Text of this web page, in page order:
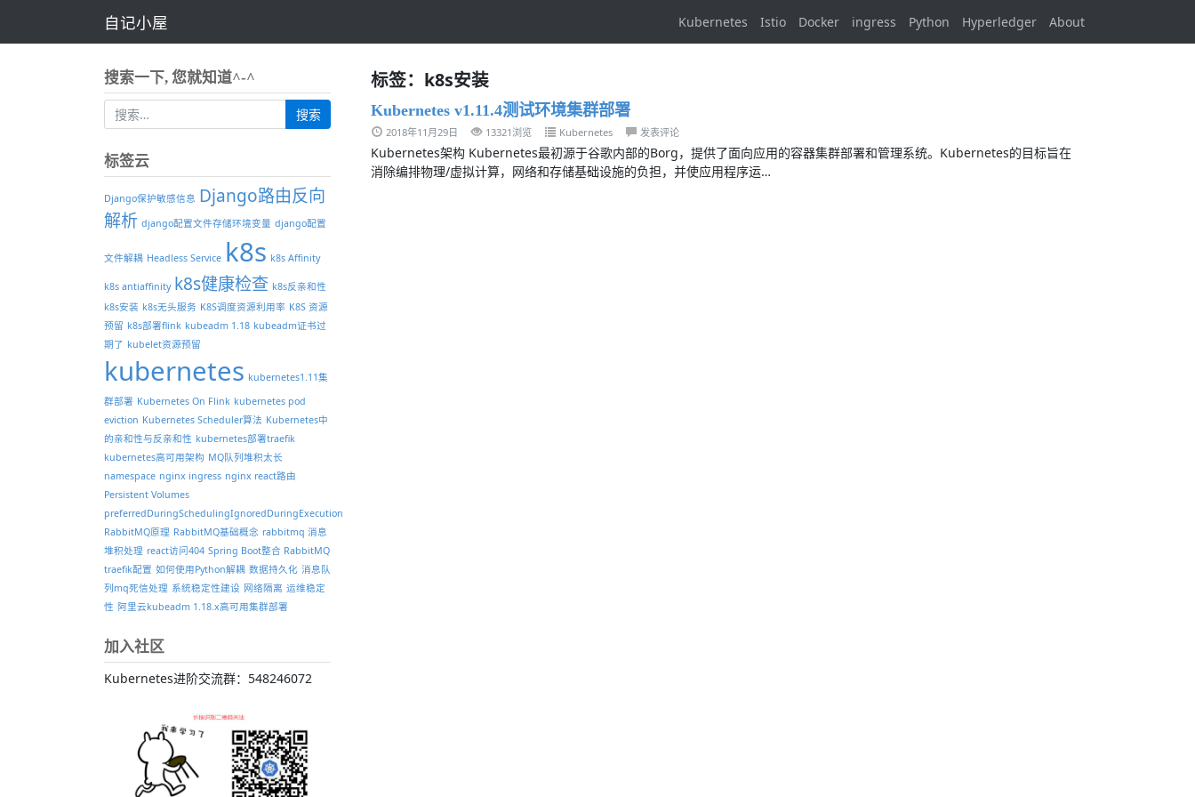
自记小屋 Kubernetes Istio Docker ingress Python Hyperledger About
标签：k8s安装
Kubernetes v1.11.4测试环境集群部署
2018年11月29日 13321浏览 Kubernetes 发表评论
Kubernetes架构 Kubernetes最初源于谷歌内部的Borg，提供了面向应用的容器集群部署和管理系统。Kubernetes的目标旨在
消除编排物理/虚拟计算，网络和存储基础设施的负担，并使应用程序运…
搜索一下, 您就知道^-^
标签云
Django保护敏感信息 Django路由反向
解析 django配置文件存储环境变量 django配置
文件解耦 Headless Service k8s k8s Affinity
k8s antiaffinity k8s健康检查 k8s反亲和性
k8s安装 k8s无头服务 K8S调度资源利用率 K8S 资源
预留 k8s部署flink kubeadm 1.18 kubeadm证书过
期了 kubelet资源预留
kubernetes kubernetes1.11集
群部署 Kubernetes On Flink kubernetes pod
eviction Kubernetes Scheduler算法 Kubernetes中
的亲和性与反亲和性 kubernetes部署traefik
kubernetes高可用架构 MQ队列堆积太长
namespace nginx ingress nginx react路由
Persistent Volumes
preferredDuringSchedulingIgnoredDuringExecution
RabbitMQ原理 RabbitMQ基础概念 rabbitmq 消息
堆积处理 react访问404 Spring Boot整合 RabbitMQ
traefik配置 如何使用Python解耦 数据持久化 消息队
列mq死信处理 系统稳定性建设 网络隔离 运维稳定
性 阿里云kubeadm 1.18.x高可用集群部署
加入社区
Kubernetes进阶交流群：548246072